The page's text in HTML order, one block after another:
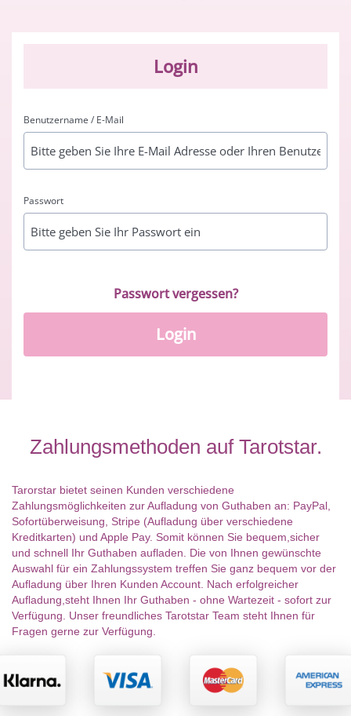
Login
Benutzername / E-Mail
Passwort
Login
Passwort vergessen?
Zahlungsmethoden auf Tarotstar.
Tarorstar bietet seinen Kunden verschiedene
Zahlungsmöglichkeiten zur Aufladung von Guthaben an: PayPal,
Sofortüberweisung, Stripe (Aufladung über verschiedene
Kreditkarten) und Apple Pay. Somit können Sie bequem,sicher
und schnell Ihr Guthaben aufladen. Die von Ihnen gewünschte
Auswahl für ein Zahlungssystem treffen Sie ganz bequem vor der
Aufladung über Ihren Kunden Account. Nach erfolgreicher
Aufladung,steht Ihnen Ihr Guthaben - ohne Wartezeit - sofort zur
Verfügung. Unser freundliches Tarotstar Team steht Ihnen für
Fragen gerne zur Verfügung.